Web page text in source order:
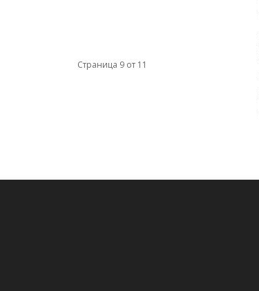
Страница 9 от 11